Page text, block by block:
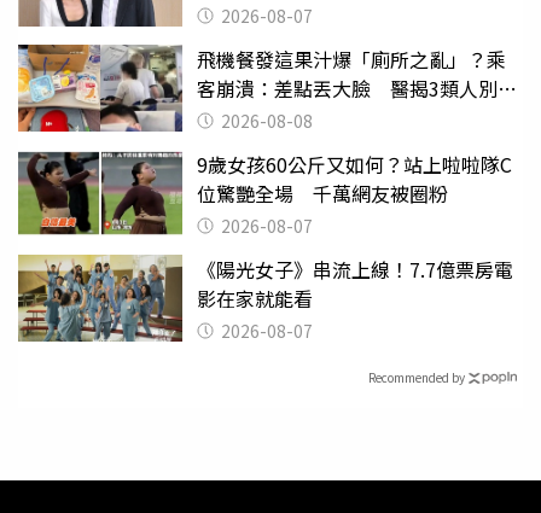
2026-08-07
飛機餐發這果汁爆「廁所之亂」？乘
客崩潰：差點丟大臉 醫揭3類人別亂
喝 2026-08-08
9歲女孩60公斤又如何？站上啦啦隊C
位驚艷全場 千萬網友被圈粉
2026-08-07
《陽光女子》串流上線！7.7億票房電
影在家就能看
2026-08-07
Recommended by